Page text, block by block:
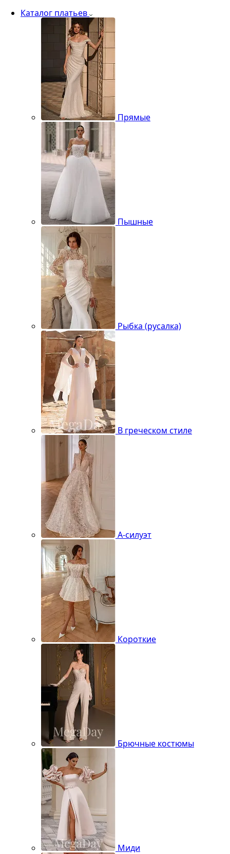
Каталог платьев
Прямые
Пышные
Рыбка (русалка)
В греческом стиле
А-силуэт
Короткие
Брючные костюмы
Миди